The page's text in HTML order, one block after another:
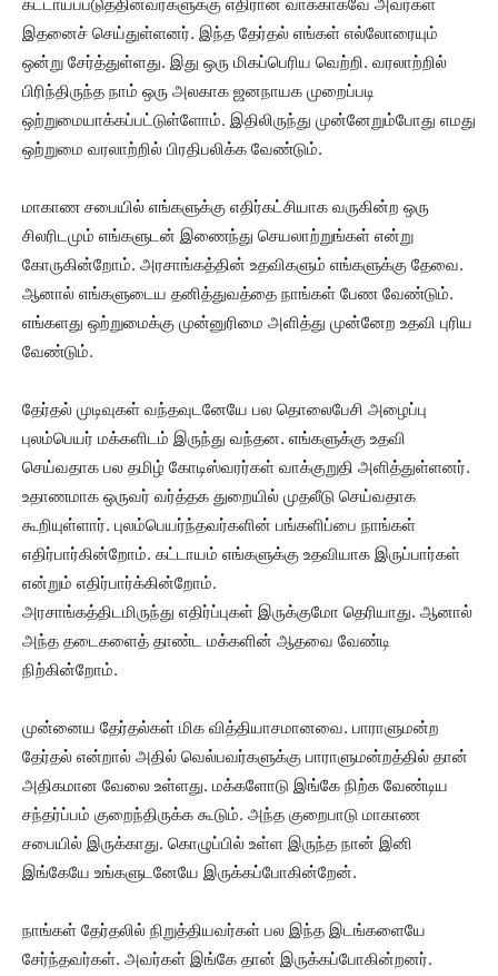
கட்டாயப்படுத்தினவர்களுக்கு எதிரான வாக்காகவே அவர்கள்
இதனைச் செய்துள்ளனர். இந்த தேர்தல் எங்கள் எல்லோரையும்
ஒன்று சேர்த்துள்ளது. இது ஒரு மிகப்பெரிய வெற்றி. வரலாற்றில்
பிரிந்திருந்த நாம் ஒரு அலகாக ஜனநாயக முறைப்படி
ஒற்றுமையாக்கப்பட்டுள்ளோம். இதிலிருந்து முன்னேறும்போது எமது
ஒற்றுமை வரலாற்றில் பிரதிபலிக்க வேண்டும்.
மாகாண சபையில் எங்களுக்கு எதிர்கட்சியாக வருகின்ற ஒரு
சிலரிடமும் எங்களுடன் இணைந்து செயலாற்றுங்கள் என்று
கோருகின்றோம். அரசாங்கத்தின் உதவிகளும் எங்களுக்கு தேவை.
ஆனால் எங்களுடைய தனித்துவத்தை நாங்கள் பேண வேண்டும்.
எங்களது ஒற்றுமைக்கு முன்னுரிமை அளித்து முன்னேற உதவி புரிய
வேண்டும்.
தேர்தல் முடிவுகள் வந்தவுடனேயே பல தொலைபேசி அழைப்பு
புலம்பெயர் மக்களிடம் இருந்து வந்தன. எங்களுக்கு உதவி
செய்வதாக பல தமிழ் கோடிஸ்வரர்கள் வாக்குறுதி அளித்துள்ளனர்.
உதாணமாக ஒருவர் வர்த்தக துறையில் முதலீடு செய்வதாக
கூறியுள்ளார். புலம்பெயர்ந்தவர்களின் பங்களிப்பை நாங்கள்
எதிர்பார்கின்றோம். கட்டாயம் எங்களுக்கு உதவியாக இருப்பார்கள்
என்றும் எதிர்பார்க்கின்றோம்.
அரசாங்கத்திடமிருந்து எதிர்ப்புகள் இருக்குமோ தெரியாது. ஆனால்
அந்த தடைகளைத் தாண்ட மக்களின் ஆதவை வேண்டி
நிற்கின்றோம்.
முன்னைய தேர்தல்கள் மிக வித்தியாசமானவை. பாராளுமன்ற
தேர்தல் என்றால் அதில் வெல்பவர்களுக்கு பாராளுமன்றத்தில் தான்
அதிகமான வேலை உள்ளது. மக்களோடு இங்கே நிற்க வேண்டிய
சந்தர்ப்பம் குறைந்திருக்க கூடும். அந்த குறைபாடு மாகாண
சபையில் இருக்காது. கொழுப்பில் உள்ள இருந்த நான் இனி
இங்கேயே உங்களுடனேயே இருக்கப்போகின்றேன்.
நாங்கள் தேர்தலில் நிறுத்தியவர்கள் பல இந்த இடங்களையே
சேர்ந்தவர்கள். அவர்கள் இங்கே தான் இருக்கப்போகின்றனர்.